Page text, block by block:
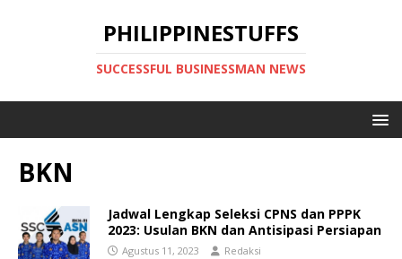
PHILIPPINESTUFFS
SUCCESSFUL BUSINESSMAN NEWS
BKN
Jadwal Lengkap Seleksi CPNS dan PPPK
2023: Usulan BKN dan Antisipasi Persiapan
Agustus 11, 2023 Redaksi